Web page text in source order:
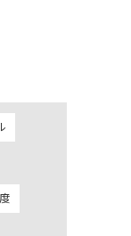
by graphite（スカ
（サーティ）
tumugu:（ツムグ）